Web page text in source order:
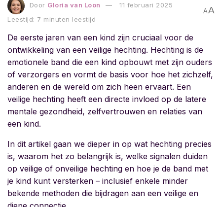
Door Gloria van Loon
11 februari 2025
Leestijd: 7 minuten leestijd
AA
De eerste jaren van een kind zijn cruciaal voor de
ontwikkeling van een veilige hechting. Hechting is de
emotionele band die een kind opbouwt met zijn ouders
of verzorgers en vormt de basis voor hoe het zichzelf,
anderen en de wereld om zich heen ervaart. Een
veilige hechting heeft een directe invloed op de latere
mentale gezondheid, zelfvertrouwen en relaties van
een kind.
In dit artikel gaan we dieper in op wat hechting precies
is, waarom het zo belangrijk is, welke signalen duiden
op veilige of onveilige hechting en hoe je de band met
je kind kunt versterken – inclusief enkele minder
bekende methoden die bijdragen aan een veilige en